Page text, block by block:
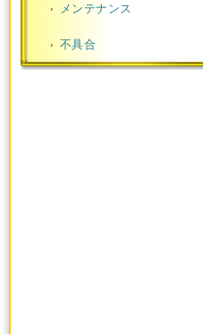
メンテナンス
不具合